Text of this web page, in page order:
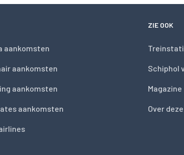
aankomsten
aankomsten
aankomsten
aankomsten
ZIE OOK
Schiphol
Magazine
Over